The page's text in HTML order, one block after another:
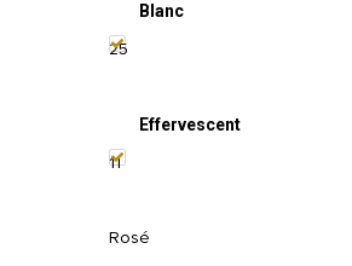
Blanc
25
Effervescent
11
Rosé